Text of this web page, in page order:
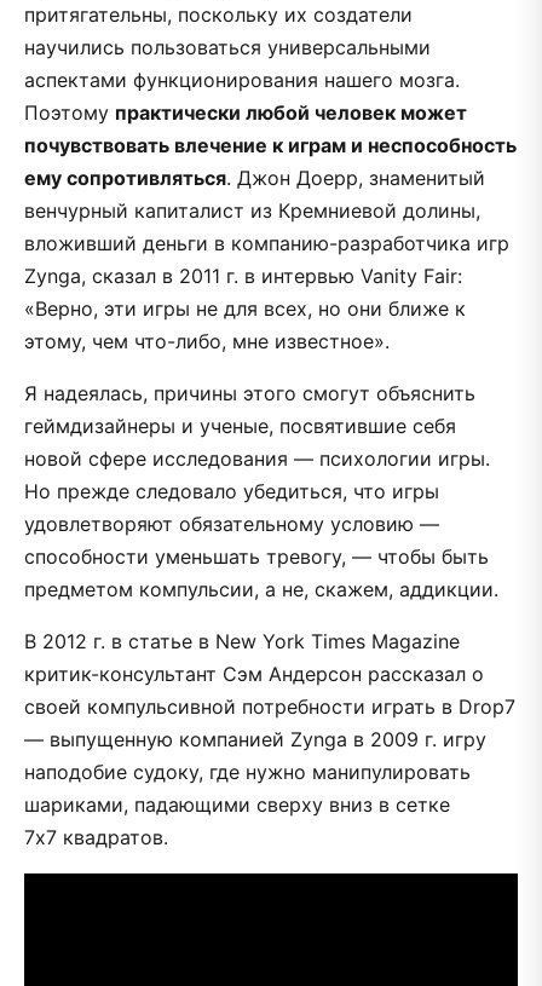
притягательны, поскольку их создатели
научились пользоваться универсальными
аспектами функционирования нашего мозга.
Поэтому практически любой человек может
почувствовать влечение к играм и неспособность
ему сопротивляться. Джон Доерр, знаменитый
венчурный капиталист из Кремниевой долины,
вложивший деньги в компанию-разработчика игр
Zynga, сказал в 2011 г. в интервью Vanity Fair:
«Верно, эти игры не для всех, но они ближе к
этому, чем что-либо, мне известное».
Я надеялась, причины этого смогут объяснить
геймдизайнеры и ученые, посвятившие себя
новой сфере исследования — психологии игры.
Но прежде следовало убедиться, что игры
удовлетворяют обязательному условию —
способности уменьшать тревогу, — чтобы быть
предметом компульсии, а не, скажем, аддикции.
В 2012 г. в статье в New York Times Magazine
критик-консультант Сэм Андерсон рассказал о
своей компульсивной потребности играть в Drop7
— выпущенную компанией Zynga в 2009 г. игру
наподобие судоку, где нужно манипулировать
шариками, падающими сверху вниз в сетке
7х7 квадратов.